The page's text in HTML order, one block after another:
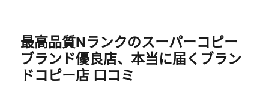
最高品質Nランクのスーパーコピー
ブランド優良店、本当に届くブラン
ドコピー店 口コミ